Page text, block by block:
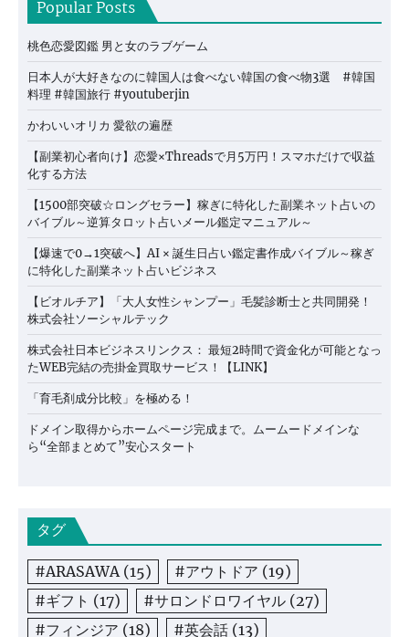
Popular Posts
桃色恋愛図鑑 男と女のラブゲーム
日本人が大好きなのに韓国人は食べない韓国の食べ物3選 #韓国
料理 #韓国旅行 #youtuberjin
かわいいオリカ 愛欲の遍歴
【副業初心者向け】恋愛×Threadsで月5万円！スマホだけで収益
化する方法
【1500部突破☆ロングセラー】稼ぎに特化した副業ネット占いの
バイブル～逆算タロット占いメール鑑定マニュアル～
【爆速で0→1突破へ】AI × 誕生日占い鑑定書作成バイブル～稼ぎ
に特化した副業ネット占いビジネス
【ビオルチア】「大人女性シャンプー」毛髪診断士と共同開発！
株式会社ソーシャルテック
株式会社日本ビジネスリンクス： 最短2時間で資金化が可能となっ
たWEB完結の売掛金買取サービス！【LINK】
「育毛剤成分比較」を極める！
ドメイン取得からホームページ完成まで。ムームードメインな
ら“全部まとめて”安心スタート
タグ
#ARASAWA(15) #アウトドア (19)
#ギフト (17) #サロンドロワイヤル (27)
#フィンジア (18) #英会話 (13)